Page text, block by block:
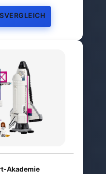
Akademie